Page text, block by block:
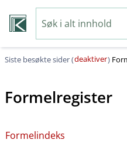
Siste besøkte sider (deaktiver)
Formelregister
Formelindeks